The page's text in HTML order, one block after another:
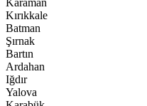
Karaman
Kırıkkale
Batman
Şırnak
Bartın
Ardahan
Iğdır
Yalova